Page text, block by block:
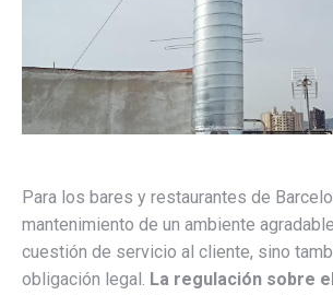
Para los bares y restaurantes de
mantenimiento de un ambiente
cuestión de servicio al cliente, sino
obligación legal. La regulación sobre